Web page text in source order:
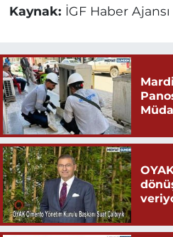
Kaynak: İGF Haber Ajansı